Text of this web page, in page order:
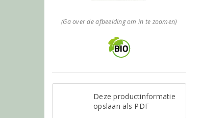
(Ga over de afbeelding om in te zoomen)
Deze productinformatie
opslaan als PDF